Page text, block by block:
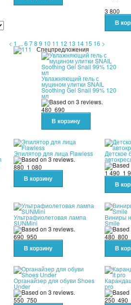
3 800
< 1 ... 6 78 9 10 11 12 13 14 15 16 >
Спецпредложения
Увлажняющий гель с
муцином улитки SNAIL
Soothing Gel Snail 99% 120
мл
480 690
Эпилятор для лица Flawless
880 1 080
Детское
1 490 1
Ультрафиолетовая лампа
SUNMini
690 950
Виниры
Smile
480 800
Органайзер для обуви Shoes
Under
550 750
pro
250 490